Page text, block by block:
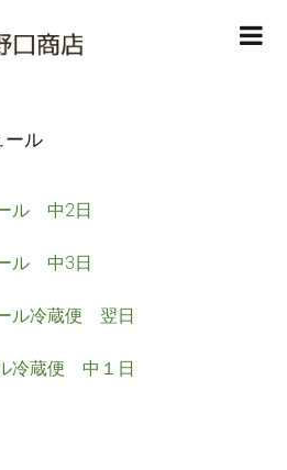
ール
ル 中2日
ル 中3日
ル冷蔵便 翌日
冷蔵便 中１日